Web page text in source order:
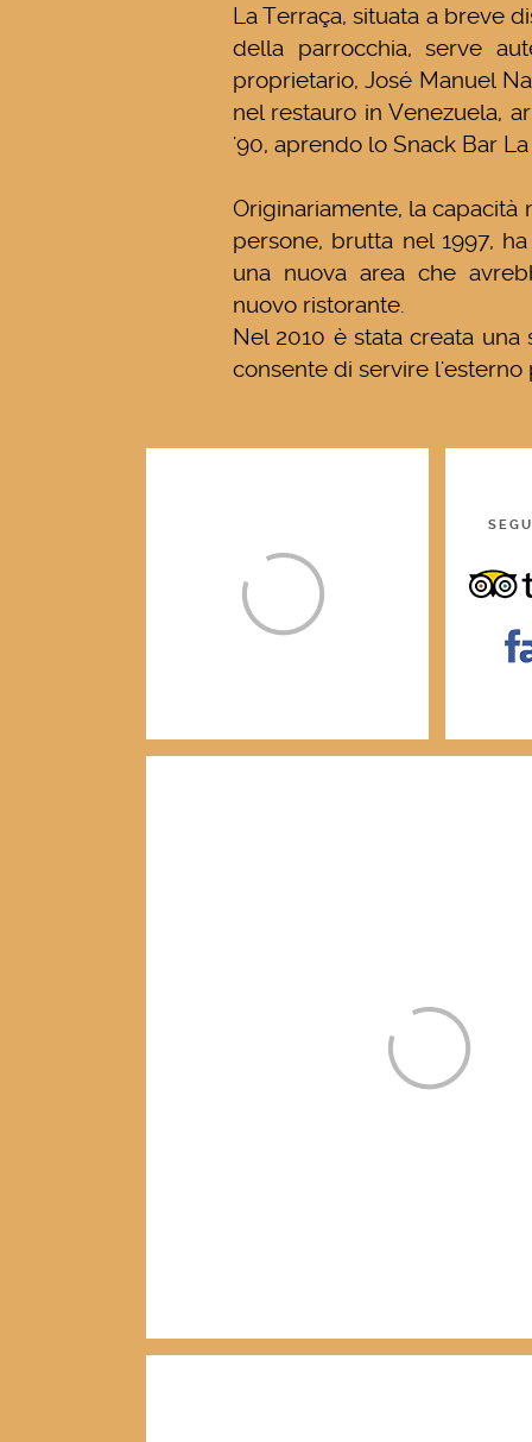
La Terraça, situata a breve
della parrocchia, serve
proprietario, José Manuel
nel restauro in Venezuela,
'90, aprendo lo Snack Bar La
Originariamente, la
persone, brutta nel 1997,
una nuova area che
nuovo ristorante.
Nel 2010 è stata creata
consente di servire l'esterno